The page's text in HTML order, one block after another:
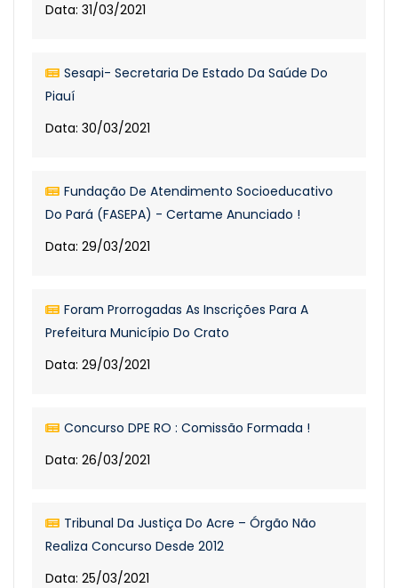
Data: 31/03/2021
Sesapi- Secretaria De Estado Da Saúde Do
Piauí
Data: 30/03/2021
Fundação De Atendimento Socioeducativo
Do Pará (FASEPA) - Certame Anunciado !
Data: 29/03/2021
Foram Prorrogadas As Inscrições Para A
Prefeitura Município Do Crato
Data: 29/03/2021
Concurso DPE RO : Comissão Formada !
Data: 26/03/2021
Tribunal Da Justiça Do Acre – Órgão Não
Realiza Concurso Desde 2012
Data: 25/03/2021